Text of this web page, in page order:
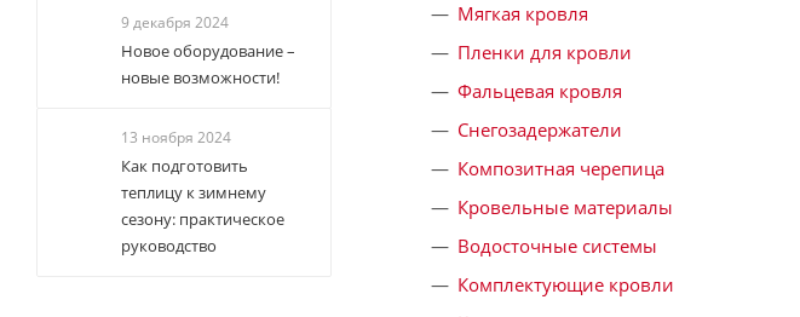
Мягкая кровля
Пленки для кровли
Фальцевая кровля
Снегозадержатели
Композитная черепица
Кровельные материалы
Водосточные системы
Комплектующие кровли
9 декабря 2024
Новое оборудование –
новые возможности!
13 ноября 2024
Как подготовить
теплицу к зимнему
сезону: практическое
руководство